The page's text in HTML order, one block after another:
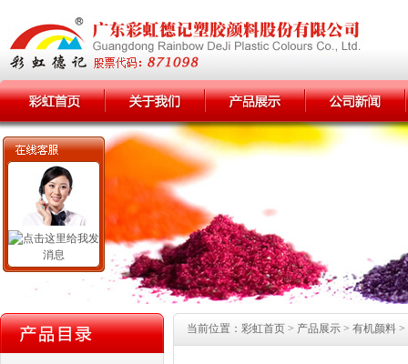
当前位置：彩虹首页 > 产品展示 > 有机颜料 >